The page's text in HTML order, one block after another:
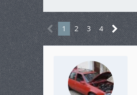
1 2 3 4